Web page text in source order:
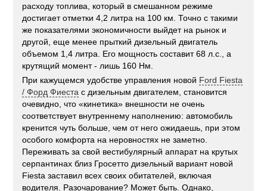
расходу топлива, который в смешанном режиме
достигает отметки 4,2 литра на 100 км. Точно с такими
же показателями экономичности выйдет на рынок и
другой, еще менее прыткий дизельный двигатель
объемом 1,4 литра. Его мощность составит 68 л.с., а
крутящий момент - лишь 160 Нм.
При кажущемся удобстве управления новой Ford Fiesta
/ Форд Фиеста с дизельным двигателем, становится
очевидно, что «кинетика» внешности не очень
соответствует внутреннему наполнению: автомобиль
кренится чуть больше, чем от него ожидаешь, при этом
особого комфорта на неровностях не заметно.
Переживать за свой вестибулярный аппарат на крутых
серпантинах близ Гросетто дизельный вариант новой
Fiesta заставил всех своих обитателей, включая
водителя. Разочарование? Может быть. Однако,